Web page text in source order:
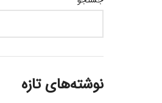
نوشته‌های تازه